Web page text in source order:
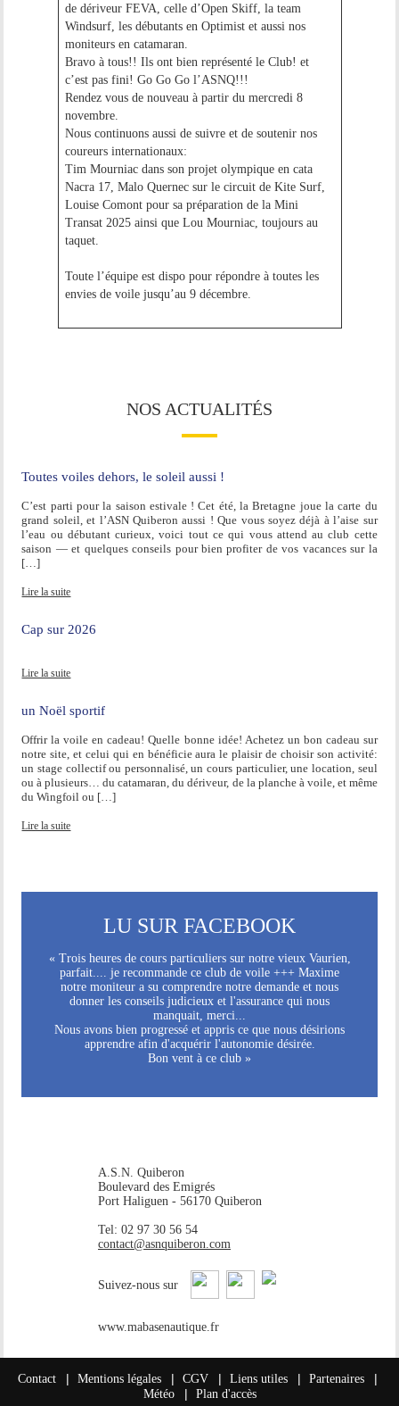
de dériveur FEVA, celle d’Open Skiff, la team
Windsurf, les débutants en Optimist et aussi nos
moniteurs en catamaran.
Bravo à tous!! Ils ont bien représenté le Club! et
c’est pas fini! Go Go Go l’ASNQ!!!
Rendez vous de nouveau à partir du mercredi 8
novembre.
Nous continuons aussi de suivre et de soutenir nos
coureurs internationaux:
Tim Mourniac dans son projet olympique en cata
Nacra 17, Malo Quernec sur le circuit de Kite Surf,
Louise Comont pour sa préparation de la Mini
Transat 2025 ainsi que Lou Mourniac, toujours au
taquet.
Toute l’équipe est dispo pour répondre à toutes les
envies de voile jusqu’au 9 décembre.
NOS ACTUALITÉS
Toutes voiles dehors, le soleil aussi !
C’est parti pour la saison estivale ! Cet été, la Bretagne joue la carte du
grand soleil, et l’ASN Quiberon aussi ! Que vous soyez déjà à l’aise sur
l’eau ou débutant curieux, voici tout ce qui vous attend au club cette
saison — et quelques conseils pour bien profiter de vos vacances sur la
[…]
Lire la suite
Cap sur 2026
Lire la suite
un Noël sportif
Offrir la voile en cadeau! Quelle bonne idée! Achetez un bon cadeau sur
notre site, et celui qui en bénéficie aura le plaisir de choisir son activité:
un stage collectif ou personnalisé, un cours particulier, une location, seul
ou à plusieurs… du catamaran, du dériveur, de la planche à voile, et même
du Wingfoil ou […]
Lire la suite
LU SUR FACEBOOK
« Trois heures de cours particuliers sur notre vieux Vaurien,
parfait.... je recommande ce club de voile +++ Maxime
notre moniteur a su comprendre notre demande et nous
donner les conseils judicieux et l'assurance qui nous
manquait, merci...
Nous avons bien progressé et appris ce que nous désirions
apprendre afin d'acquérir l'autonomie désirée.
Bon vent à ce club »
A.S.N. Quiberon
Boulevard des Emigrés
Port Haliguen - 56170 Quiberon
Tel: 02 97 30 56 54
contact@asnquiberon.com
Suivez-nous sur
www.mabasenautique.fr
Contact | Mentions légales | CGV | Liens utiles | Partenaires |
Météo | Plan d'accès